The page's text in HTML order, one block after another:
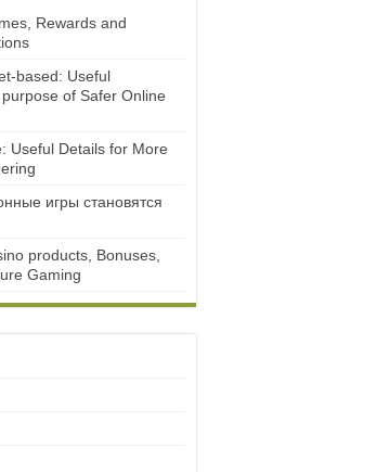
Rewards and
based: Useful
of Safer Online
Useful Details for More
игры становятся
products, Bonuses,
Gaming